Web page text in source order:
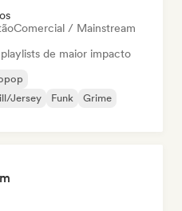
Comercial / Mainstream
de maior impacto
Jersey Funk
Grime